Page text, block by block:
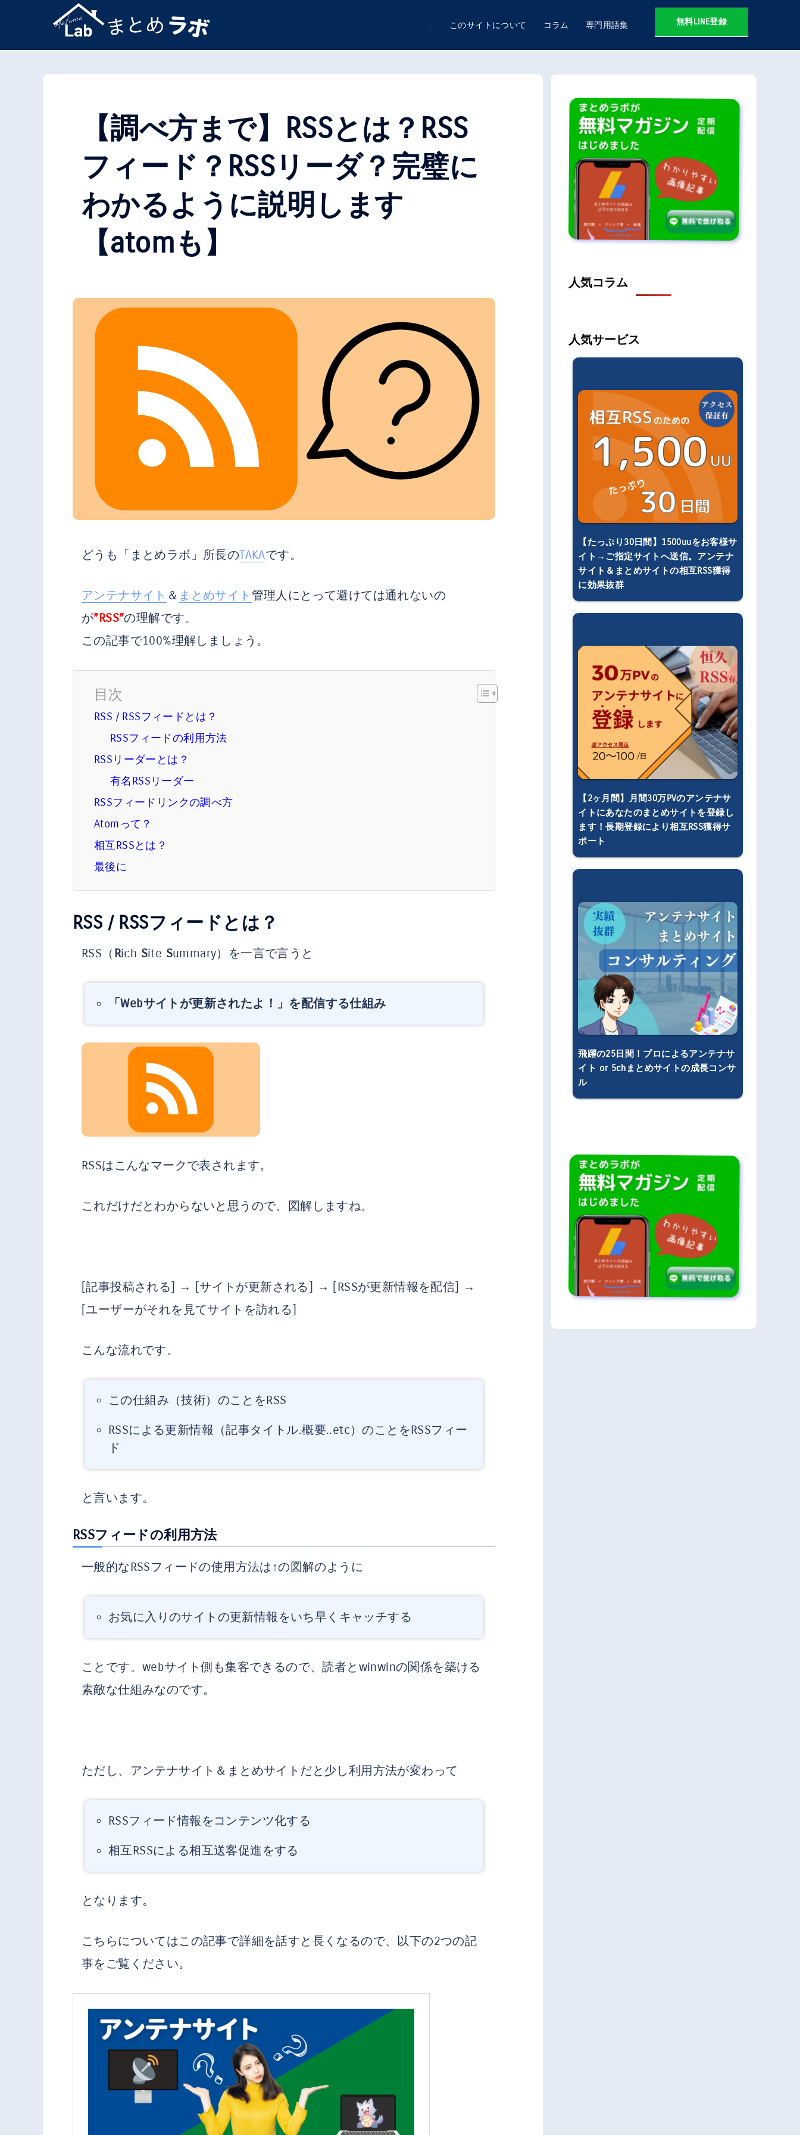
このサイトについて コラム 専門用語集 無料LINE登録
【調べ方まで】RSSとは？RSS
フィード？RSSリーダ？完璧に
わかるように説明します
【atomも】
どうも「まとめラボ」所長のTAKAです。
アンテナサイト ＆ まとめサイト 管理人にとって避けては通れないの
が”RSS”の理解です。
この記事で100%理解しましょう。
目次
RSS / RSSフィードとは？
RSSフィードの利用方法
RSSリーダーとは？
有名RSSリーダー
RSSフィードリンクの調べ方
Atomって？
相互RSSとは？
最後に
RSS / RSSフィードとは？
RSS（ Rich Site Summary）を一言で言うと
「Webサイトが更新されたよ！」を配信する仕組み
RSSはこんなマークで表されます。
これだけだとわからないと思うので、図解しますね。
[記事投稿される] → [サイトが更新される] → [RSSが更新情報を配信] →
[ユーザーがそれを見てサイトを訪れる]
こんな流れです。
この仕組み（技術）のことをRSS
RSSによる更新情報（記事タイトル.概要..etc）のことをRSSフィー
ド
と言います。
RSSフィードの利用方法
一般的なRSSフィードの使用方法は↑の図解のように
お気に入りのサイトの更新情報をいち早くキャッチする
ことです。webサイト側も集客できるので、読者とwinwinの関係を築ける
素敵な仕組みなのです。
ただし、アンテナサイト＆まとめサイトだと少し利用方法が変わって
RSSフィード情報をコンテンツ化する
相互RSSによる相互送客促進をする
となります。
こちらについてはこの記事で詳細を話すと長くなるので、以下の2つの記
事をご覧ください。
人気コラム
人気サービス
【たっぷり30日間】1500uuをお客様サ
イト→ご指定サイトへ送信。アンテナ
サイト＆まとめサイトの相互RSS獲得
に効果抜群
【2ヶ月間】月間30万PVのアンテナサ
イトにあなたのまとめサイトを登録し
ます！長期登録により相互RSS獲得サ
ポート
飛躍の25日間！プロによるアンテナサ
イト or 5chまとめサイトの成長コンサ
ル